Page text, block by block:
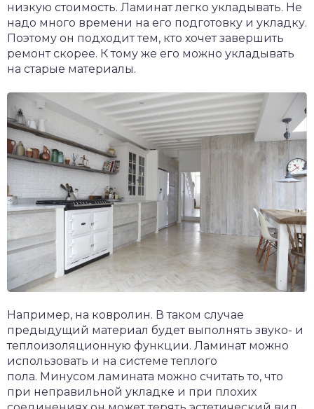
низкую стоимость. Ламинат легко укладывать. Не
надо много времени на его подготовку и укладку.
Поэтому он подходит тем, кто хочет завершить
ремонт скорее. К тому же его можно укладывать
на старые материалы.
Например, на ковролин. В таком случае
предыдущий материал будет выполнять звуко- и
теплоизоляционную функции. Ламинат можно
использовать и на системе теплого
пола. Минусом ламината можно считать то, что
при неправильной укладке и при плохих